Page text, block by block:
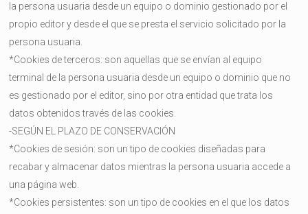
la persona usuaria desde un equipo o dominio gestionado por el
propio editor y desde el que se presta el servicio solicitado por la
persona usuaria.
*Cookies de terceros: son aquellas que se envían al equipo
terminal de la persona usuaria desde un equipo o dominio que no
es gestionado por el editor, sino por otra entidad que trata los
datos obtenidos través de las cookies.
-SEGÚN EL PLAZO DE CONSERVACIÓN
*Cookies de sesión: son un tipo de cookies diseñadas para
recabar y almacenar datos mientras la persona usuaria accede a
una página web.
*Cookies persistentes: son un tipo de cookies en el que los datos